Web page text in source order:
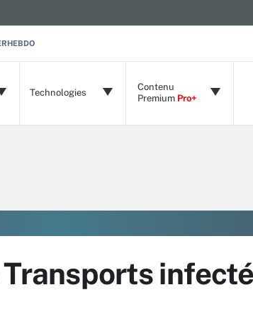
Technologies
Contenu
Premium Pro+